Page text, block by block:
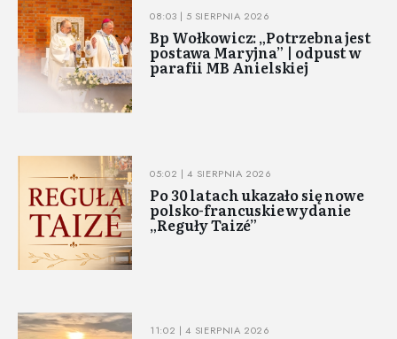
08:03 | 5 SIERPNIA 2026
Bp Wołkowicz: „Potrzebna jest
postawa Maryjna” | odpust w
parafii MB Anielskiej
05:02 | 4 SIERPNIA 2026
Po 30 latach ukazało się nowe
polsko-francuskie wydanie
„Reguły Taizé”
11:02 | 4 SIERPNIA 2026